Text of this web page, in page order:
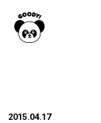
2015.04.17